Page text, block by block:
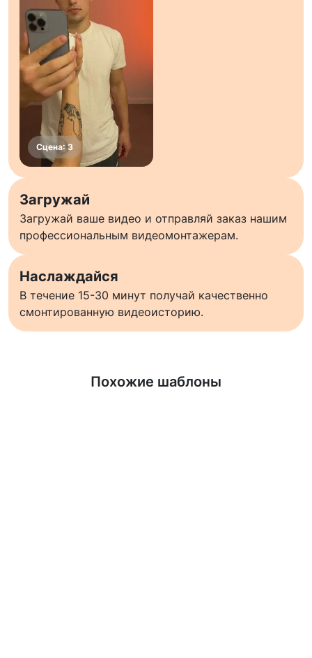
Загружай
Загружай ваше видео и отправляй заказ нашим
профессиональным видеомонтажерам.
Наслаждайся
В течение 15-30 минут получай качественно
смонтированную видеоисторию.
Похожие шаблоны
Узнать больше